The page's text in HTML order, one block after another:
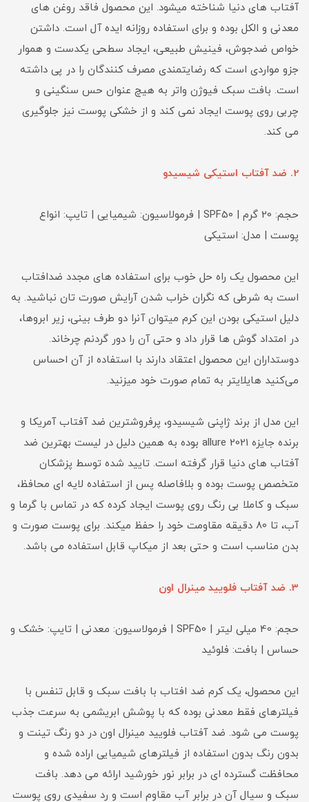
آفتاب های دنیا شناخته میشود. این محصول فاقد روغن های
معدنی و الکل بوده و برای استفاده روزانه ایده آل است. داشتن
خواص ضدجوش، فینیش طبیعی، ایجاد سطحی یکدست و هموار
جزو مواردی است که رضایتمندی مصرف کنندگان را در پی داشته
است. بافت سبک فیوژن واتر به هیچ عنوان حس سنگینی و
چربی روی پوست ایجاد نمی کند و از خشکی پوست نیز جلوگیری
می کند.
2. ضد آفتاب استیکی شیسیدو
حجم: 20 گرم | SPF50 | فرمولاسیون: شیمیایی | تایپ: انواع
پوست | مدل: استیکی
این محصول یک راه حل خوب برای استفاده های مجدد ضدافتاب
است به شرطی که نگران خراب شدن آرایش صورت تان نباشید. به
دلیل استیکی بودن این کرم میتوان آنرا دو طرف بینی، زیر ابروها،
در امتداد گوش ها قرار داد و حتی آن را دور گردنم چرخاند.
دوستداران این محصول اعتقاد دارند با استفاده از آن احساس
می‌کنید هایلایتر به تمام صورت خود میزنید.
این مدل از برند ژاپنی شیسیدو، پرفروشترین ضد آفتاب آمریکا و
برنده جایزه allure 2021 بوده به همین دلیل در لیست بهترین ضد
آفتاب های دنیا قرار گرفته است. تایید شده توسط پزشکان
متخصص پوست بوده و بلافاصله پس از استفاده لایه ای محافظ،
سبک و کاملا بی رنگ روی پوست ایجاد کرده که در تماس با گرما و
آب، تا 80 دقیقه مقاومت خود را حفظ میکند. برای پوست صورت و
بدن مناسب است و حتی بعد از میکاپ قابل استفاده می باشد.
3. ضد آفتاب فلویید مینرال اون
حجم: 40 میلی لیتر | SPF50 | فرمولاسیون: معدنی | تایپ: خشک و
حساس | بافت: فلوئید
این محصول، یک کرم ضد افتاب با بافت سبک و قابل تنفس با
فیلترهای فقط معدنی بوده که با پوشش ابریشمی به سرعت جذب
پوست می شود. ضد آفتاب فلویید مینرال اون در دو رنگ تینت و
بدون رنگ بدون استفاده از فیلترهای شیمیایی اراده شده و
محافظت گسترده ای در برابر نور خورشید ارائه می دهد. بافت
سبک و سیال آن در برابر آب مقاوم است و رد سفیدی روی پوست